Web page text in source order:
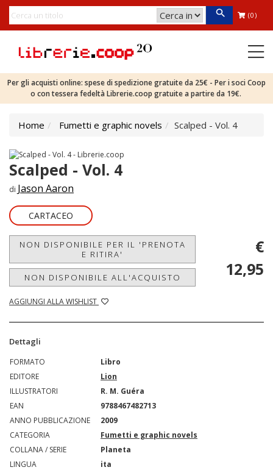
(0)
Per gli acquisti online: spese di spedizione gratuite da 25€ - Per i soci Coop
o con tessera fedeltà Librerie.coop gratuite a partire da 19€.
Home Fumetti e graphic novels Scalped - Vol. 4
Scalped - Vol. 4
di Jason Aaron
CARTACEO
NON DISPONIBILE PER IL 'PRENOTA
E RITIRA'
NON DISPONIBILE ALL'ACQUISTO
AGGIUNGI ALLA WISHLIST
€
12,95
Dettagli
FORMATO
Libro
EDITORE
Lion
ILLUSTRATORI
R. M. Guéra
EAN
9788467482713
ANNO PUBBLICAZIONE
2009
CATEGORIA
Fumetti e graphic novels
COLLANA / SERIE
Planeta
LINGUA
ita